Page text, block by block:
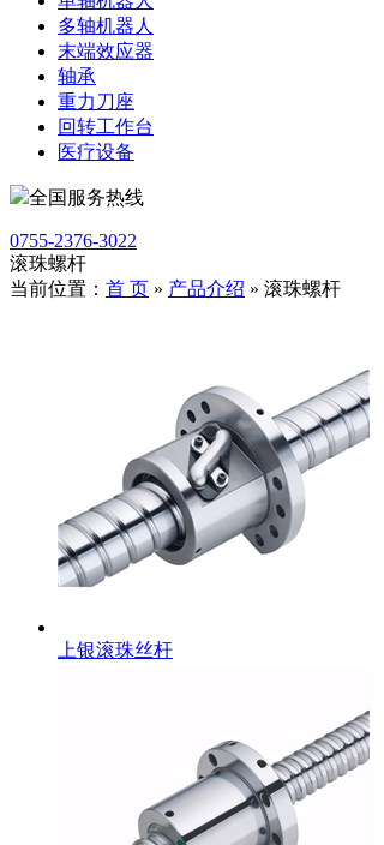
多轴机器人
末端效应器
轴承
重力刀座
回转工作台
医疗设备
全国服务热线
0755-2376-3022
滚珠螺杆
当前位置： 首 页 » 产品介绍 » 滚珠螺杆
上银滚珠丝杆